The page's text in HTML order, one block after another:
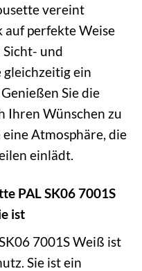
vereint
perfekte Weise
und
gleichzeitig ein
Sie die
Ihren Wünschen zu
Atmosphäre, die
einlädt.
PAL SK06 7001S
ist
7001S Weiß ist
Sie ist ein